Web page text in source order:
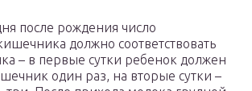
после рождения число
должно соответствовать
– в первые сутки ребенок должен
один раз, на вторые сутки –